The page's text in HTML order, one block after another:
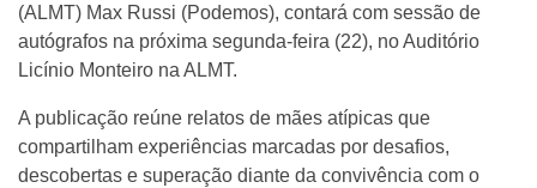
(ALMT) Max Russi (Podemos), contará com sessão de
autógrafos na próxima segunda-feira (22), no Auditório
Licínio Monteiro na ALMT.
A publicação reúne relatos de mães atípicas que
compartilham experiências marcadas por desafios,
descobertas e superação diante da convivência com o